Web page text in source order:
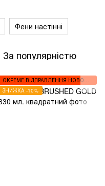
Фени настінні
За популярністю
ОКРЕМЕ ВІДПРАВЛЕННЯ НОВОЮ ПОШТОЮ
ЗНИЖКА -10%